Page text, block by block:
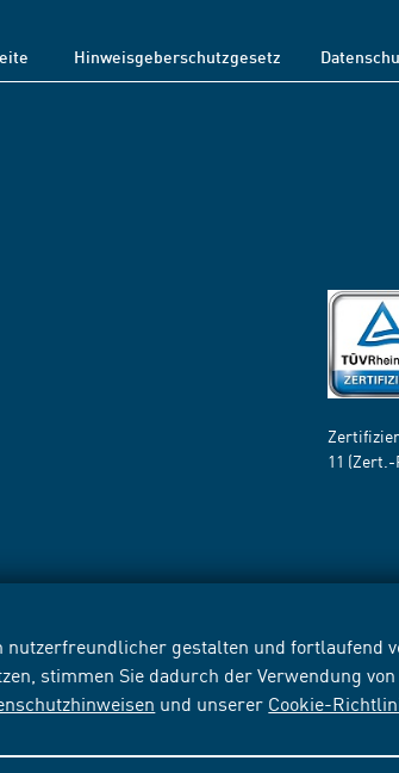
nutzerfreundlicher gestalten und fortlaufend
stimmen Sie dadurch der Verwendung
und unserer Cookie-
Hinweisgeberschutzgesetz
11